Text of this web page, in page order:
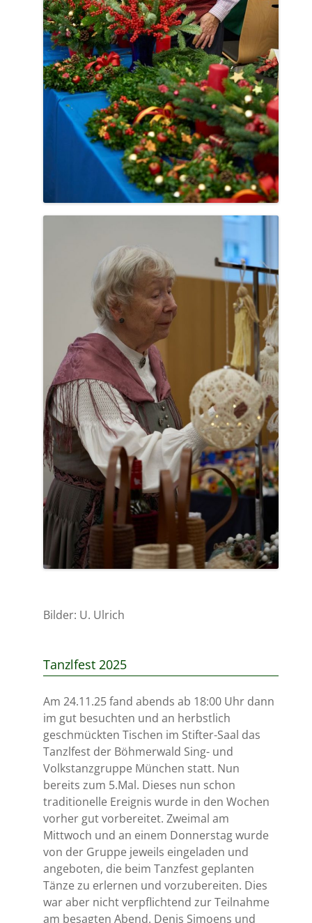
Bilder: U. Ulrich
Tanzlfest 2025
Am 24.11.25 fand abends ab 18:00 Uhr dann
im gut besuchten und an herbstlich
geschmückten Tischen im Stifter-Saal das
Tanzlfest der Böhmerwald Sing- und
Volkstanzgruppe München statt. Nun
bereits zum 5.Mal. Dieses nun schon
traditionelle Ereignis wurde in den Wochen
vorher gut vorbereitet. Zweimal am
Mittwoch und an einem Donnerstag wurde
von der Gruppe jeweils eingeladen und
angeboten, die beim Tanzfest geplanten
Tänze zu erlernen und vorzubereiten. Dies
war aber nicht verpflichtend zur Teilnahme
am besagten Abend. Denis Simoens und